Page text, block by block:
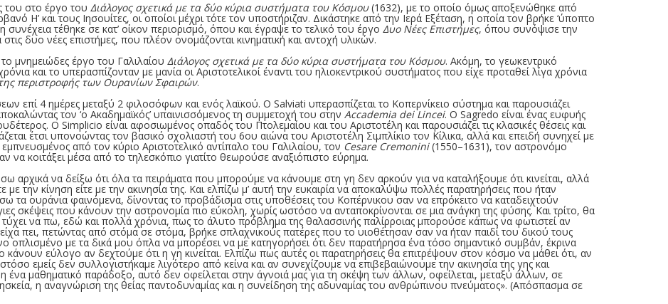
του στο έργο του Διάλογος σχετικά με τα δύο κύρια συστήματα του Κόσμου(1632), με το οποίο όμως αποξενώθηκε από
Η’ και τους Ιησουίτες, οι οποίοι μέχρι τότε τον υποστήριζαν. Δικάστηκε από την Ιερά Εξέταση, η οποία τον βρήκε ‘ύποπτο
συνέχεια τέθηκε σε κατ’ οίκον περιορισμό, όπου και έγραψε το τελικό του έργο Δυο Νέες Επιστήμες, όπου συνόψισε την
δυο νέες επιστήμες, που πλέον ονομάζονται κινηματική και αντοχή υλικών.
μνημειώδες έργο του Γαλιλαίου Διάλογος σχετικά με τα δύο κύρια συστήματα του Κόσμου. Ακόμη, το γεωκεντρικό
και το υπερασπίζονταν με μανία οι Αριστοτελικοί έναντι του ηλιοκεντρικού συστήματος που είχε προταθεί λίγα χρόνια
περιστροφής των Ουρανίων Σφαιρών.
επί 4 ημέρες μεταξύ 2 φιλοσόφων και ενός λαϊκού. Ο Salviati υπερασπίζεται το Κοπερνίκειο σύστημα και παρουσιάζει
τον ‘ο Ακαδημαϊκός’ υπαινισσόμενος τη συμμετοχή του στην Accademia dei Lincei. Ο Sagredo είναι ένας ευφυής
Ο Simplicio είναι αφοσιωμένος οπαδός του Πτολεμαίου και του Αριστοτέλη και παρουσιάζει τις κλασικές θέσεις και
έτσι υπονοώντας τον βασικό σχολιαστή του 6ου αιώνα του Αριστοτέλη Σιμπλίκιο τον Κίλικα, αλλά και επειδή συνηχεί με
από τον κύριο Αριστοτελικό αντίπαλο του Γαλιλαίου, τον Cesare Cremonini(1550–1631), τον αστρονόμο
κοιτάξει μέσα από το τηλεσκόπιο γιατίτο θεωρούσε αναξιόπιστο εύρημα.
αρχικά να δείξω ότι όλα τα πειράματα που μπορούμε να κάνουμε στη γη δεν αρκούν για να καταλήξουμε ότι κινείται, αλλά
την κίνηση είτε με την ακινησία της. Και ελπίζω μ’ αυτή την ευκαιρία να αποκαλύψω πολλές παρατηρήσεις που ήταν
τα ουράνια φαινόμενα, δίνοντας το προβάδισμα στις υποθέσεις του Κοπέρνικου σαν να επρόκειτο να καταδειχτούν
σκέψεις που κάνουν την αστρονομία πιο εύκολη, χωρίς ωστόσο να ανταποκρίνονται σε μια ανάγκη της φύσης. Και τρίτο, θα
να πω, εδώ και πολλά χρόνια, πως το άλυτο πρόβλημα της θαλασσινής παλίρροιας μπορούσε κάπως να φωτιστεί αν
πει, πετώντας από στόμα σε στόμα, βρήκε σπλαχνικούς πατέρες που το υιοθέτησαν σαν να ήταν παιδί του δικού τους
οπλισμένο με τα δικά μου όπλα να μπορέσει να με κατηγορήσει ότι δεν παρατήρησα ένα τόσο σημαντικό συμβάν, έκρινα
εύλογο αν δεχτούμε ότι η γη κινείται. Ελπίζω πως αυτές οι παρατηρήσεις θα επιτρέψουν στον κόσμο να μάθει ότι, αν
εμείς δεν συλλογιστήκαμε λιγότερο από κείνα και αν συνεχίζουμε να επιβεβαιώνουμε την ακινησία της γης και
μαθηματικό παράδοξο, αυτό δεν οφείλεται στην άγνοιά μας για τη σκέψη των άλλων, οφείλεται, μεταξύ άλλων, σε
η αναγνώριση της θείας παντοδυναμίας και η συνείδηση της αδυναμίας του ανθρώπινου πνεύματος». (Απόσπασμα σε